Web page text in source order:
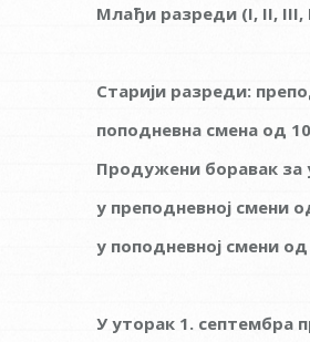
Млађи разреди (I, II, III,
Старији разреди:
поподневна смена од
Продужени боравак за
у преподневној смени
у поподневној смени
У уторак 1. септембра